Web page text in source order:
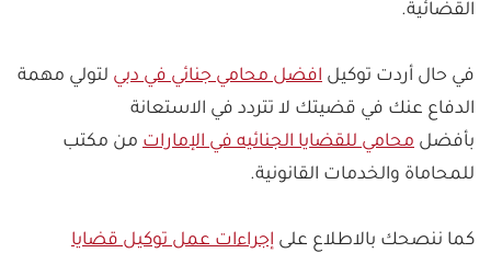
القضائية.
في حال أردت توكيل افضل محامي جنائي في دبي لتولي مهمة
الدفاع عنك في قضيتك لا تتردد في الاستعانة
بأفضل محامي للقضايا الجنائيه في الإمارات من مكتب
للمحاماة والخدمات القانونية.
كما ننصحك بالاطلاع على إجراءات عمل توكيل قضايا